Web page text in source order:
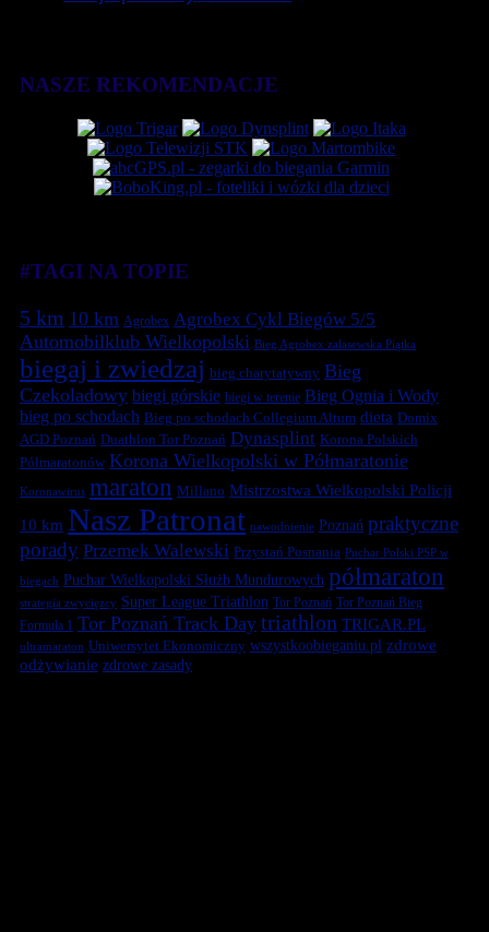
NASZE REKOMENDACJE
#TAGI NA TOPIE
5 km 10 km Agrobex Agrobex Cykl Biegów 5/5
Automobilklub Wielkopolski Bieg Agrobex zalasewska Piątka
biegaj i zwiedzaj bieg charytatywny Bieg
Czekoladowy biegi górskie biegi w terenie Bieg Ognia i Wody
bieg po schodach Bieg po schodach Collegium Altum dieta Domix
AGD Poznań Duathlon Tor Poznań Dynasplint Korona Polskich
Półmaratonów Korona Wielkopolski w Półmaratonie
Koronawirus maraton Millano Mistrzostwa Wielkopolski Policji
10 km Nasz Patronat nawodnienie Poznań praktyczne
porady Przemek Walewski Przystań Posnania Puchar Polski PSP w
biegach Puchar Wielkopolski Służb Mundurowych półmaraton
strategia zwycięzcy Super League Triathlon Tor Poznań Tor Poznań Bieg
Formuła 1 Tor Poznań Track Day triathlon TRIGAR.PL
ultramaraton Uniwersytet Ekonomiczny wszystkoobieganiu.pl zdrowe
odżywianie zdrowe zasady